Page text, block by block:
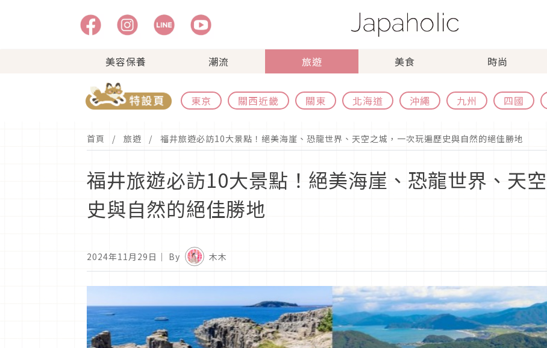
美容保養 潮流 旅遊 美食 時尚
東京 關西近畿 關東 北海道 沖繩 九州 四國
首頁 旅遊 福井旅遊必訪10大景點！絕美海崖、恐龍世界、天空之城，一次玩遍歷史與自然的絕佳勝地
福井旅遊必訪10大景點！絕美海崖、恐龍世界、天
史與自然的絕佳勝地
2024年11月29日 ｜ By 木木